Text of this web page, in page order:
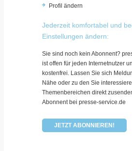
Profil ändern
Jederzeit komfortabel und
Einstellungen ändern:
Sie sind noch kein Abonnent?
ist offen für jeden Internetnutzer
kostenfrei. Lassen Sie sich
Nähe oder zu den Sie
Themenbereichen direkt
Abonnent bei presse-service.de
JETZT ABONNIEREN!